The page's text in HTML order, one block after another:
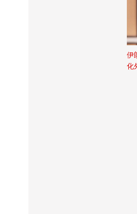
伊
化